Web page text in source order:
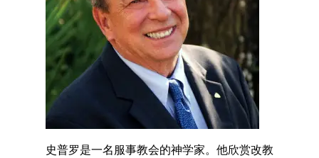
史普罗是一名服事教会的神学家。他欣赏改教